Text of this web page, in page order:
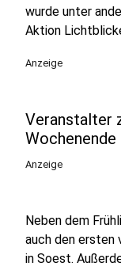
wurde unter
Aktion
Anzeige
Veranstalter
Wochenende
Anzeige
Neben dem
auch den ersten
in Soest.